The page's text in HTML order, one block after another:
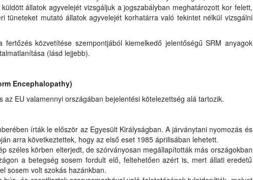
állatok agyvelejét vizsgáljuk a jogszabályban meghatározott kor felett,
tüneteket mutató állatok agyvelejét korhatárra való tekintet nélkül vizsgálni
közvetítése szempontjából kiemelkedő jelentőségű SRM anyagok
(lásd lejjebb).
Encephalopathy)
az EU valamennyi országában bejelentési kötelezettség alá tartozik.
írták le először az Egyesült Királyságban. A járványtani nyomozás és
arra következtettek, hogy az első eset 1985 áprilisában lehetett.
széles körben elterjedt, de szórványosan megállapították más országokban
a betegség sosem fordult elő, feltehetően azért is, mert állati eredetű
sosem volt szokás hazánkban.